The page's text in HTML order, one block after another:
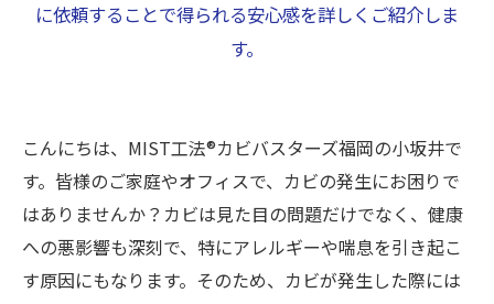
に依頼することで得られる安心感を詳しくご紹介しま
す。
こんにちは、MIST工法®カビバスターズ福岡の小坂井で
す。皆様のご家庭やオフィスで、カビの発生にお困りで
はありませんか？カビは見た目の問題だけでなく、健康
への悪影響も深刻で、特にアレルギーや喘息を引き起こ
す原因にもなります。そのため、カビが発生した際には